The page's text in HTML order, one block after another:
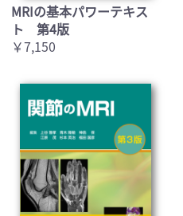
MRIの基本パワーテキス
ト 第4版
￥7,150